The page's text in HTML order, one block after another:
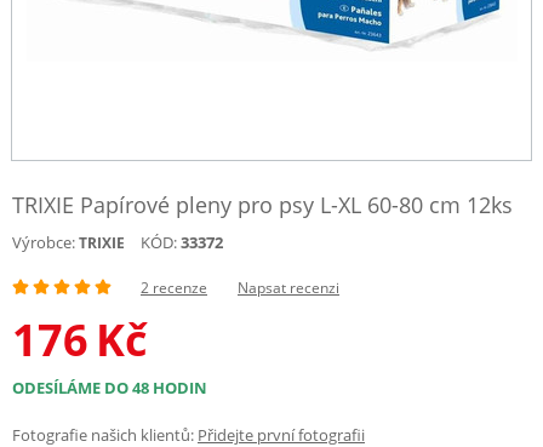
TRIXIE Papírové pleny pro psy L-XL 60-80 cm 12ks
Výrobce:TRIXIE KÓD:33372
2 recenze Napsat recenzi
176 Kč
ODESÍLÁME DO 48 HODIN
Fotografie našich klientů: Přidejte první fotografii